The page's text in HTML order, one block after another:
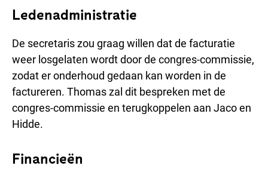
Ledenadministratie
De secretaris zou graag willen dat de facturatie
weer losgelaten wordt door de congres-commissie,
zodat er onderhoud gedaan kan worden in de
factureren. Thomas zal dit bespreken met de
congres-commissie en terugkoppelen aan Jaco en
Hidde.
Financieën